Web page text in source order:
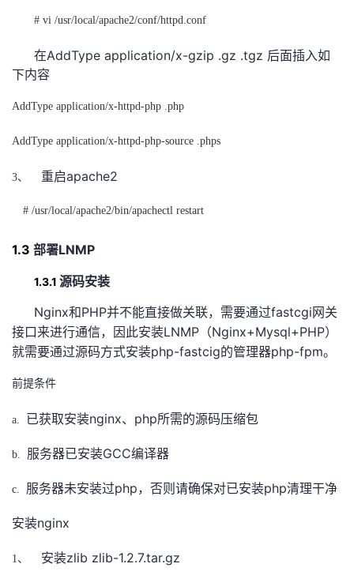
# vi /usr/local/apache2/conf/httpd.conf
在AddType application/x-gzip .gz .tgz 后面插入如
下内容
AddType application/x-httpd-php .php
AddType application/x-httpd-php-source .phps
3、 重启apache2
# /usr/local/apache2/bin/apachectl restart
1.3 部署LNMP
1.3.1 源码安装
Nginx和PHP并不能直接做关联，需要通过fastcgi 网关
接口来进行通信，因此安装LNMP （Nginx+Mysql+PHP）
就需要通过源码方式安装php-fastcig的管理器php-fpm。
前提条件
a. 已获取安装nginx、 php所需的源码压缩包
b. 服务器已安装GCC编译器
c. 服务器未安装过php，否则请确保对已安装php清理干净
安装nginx
1、 安装zlib zlib-1.2.7.tar.gz